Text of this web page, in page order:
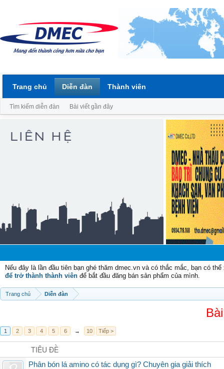
Nếu đây là lần đầu tiên bạn ghé thăm dmec.vn và có thắc mắc, bạn có
để trở thành thành viên để bắt đầu đăng bán sản phẩm của mình.
Trang chủ Diễn đàn
1 2 3 4 5 6 → 10 Tiếp >
TIÊU ĐỀ
Phân bón lá amino có tác dụng gì? Chuyên gia giải thích
Trang chủ Diễn đàn
Tìm kiếm diễn đàn Bài viết gần đây
Thành viên